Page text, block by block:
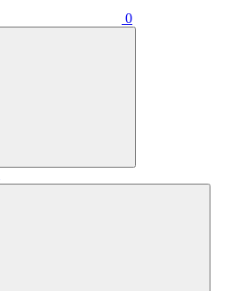
0